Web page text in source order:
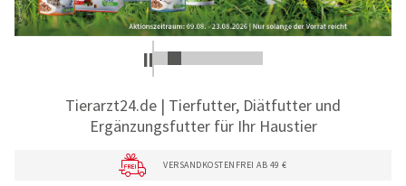
Tierarzt24.de | Tierfutter, Diätfutter und
Ergänzungsfutter für Ihr Haustier
VERSANDKOSTENFREI AB 49 €